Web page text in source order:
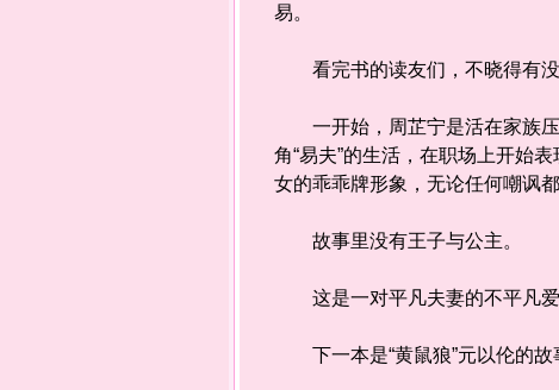
易。
看完书的读友们，不晓得有没
一开始，周芷宁是活在家族压
角“易夫”的生活，在职场上开始
女的乖乖牌形象，无论任何嘲讽
故事里没有王子与公主。
这是一对平凡夫妻的不平凡爱
下一本是“黄鼠狼”元以伦的故